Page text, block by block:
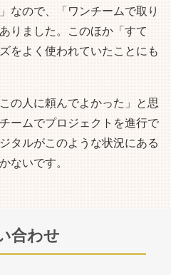
なので、「ワンチームで取り
りました。このほか「すて
をよく使われていたことにも
の人に頼んでよかった」と思
ームでプロジェクトを進行で
タルがこのような状況にある
ないです。
合わせ